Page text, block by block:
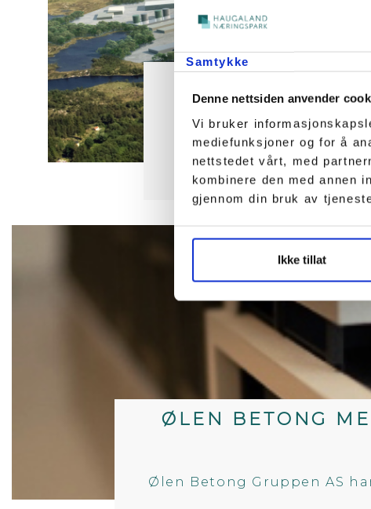
Samtykke
Denne nettsiden anvender
Vi bruker
mediefunksjoner og for å
nettstedet vårt, med
kombinere den med annen
gjennom din bruk av
Ikke tillat
Med regjeringens nye
ØLEN BETONG
Ølen Betong Gruppen AS